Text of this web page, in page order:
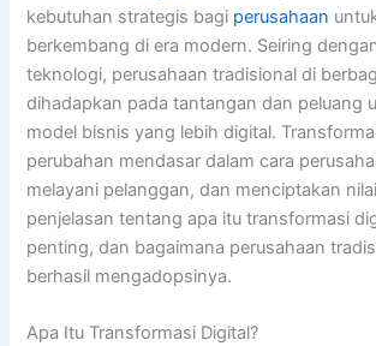
kebutuhan strategis bagi perusahaan
berkembang di era modern. Seiring
teknologi, perusahaan tradisional di
dihadapkan pada tantangan dan peluang
model bisnis yang lebih digital.
perubahan mendasar dalam cara
melayani pelanggan, dan menciptakan
penjelasan tentang apa itu transformasi
penting, dan bagaimana perusahaan
berhasil mengadopsinya.
Apa Itu Transformasi Digital?